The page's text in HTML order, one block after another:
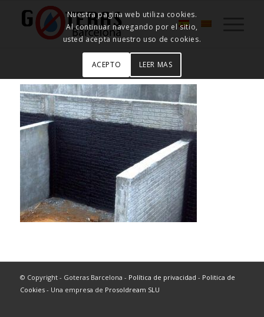
© Copyright - Goteras Barcelona - Política de privacidad - Politica de
Cookies- Una empresa de Prosoldream SLU
Nuestra pagina web utiliza cookies.
Al continuar navegando por el sitio,
usted acepta nuestro uso de cookies.
ACEPTO LEER MAS